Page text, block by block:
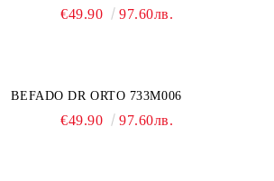
€49.90 97.60лв.
BEFADO DR ORTO 733M006
€49.90 97.60лв.